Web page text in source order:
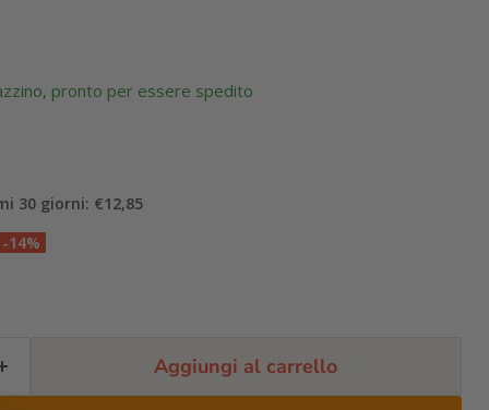
pronto per essere spedito
30 giorni: €12,85
-14%
Aggiungi al carrello